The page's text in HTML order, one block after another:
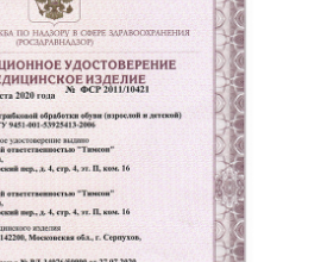
болезни